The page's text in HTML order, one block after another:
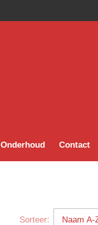
Onderhoud Contact
Sorteer: